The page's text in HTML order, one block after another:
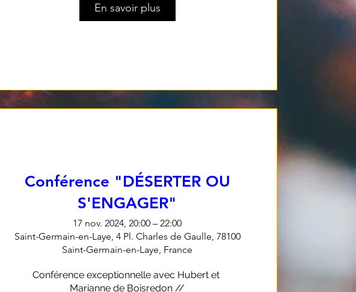
En savoir plus
Conférence "DÉSERTER OU
S'ENGAGER"
17 nov. 2024, 20:00 – 22:00
Saint-Germain-en-Laye, 4 Pl. Charles de Gaulle, 78100
Saint-Germain-en-Laye, France
Conférence exceptionnelle avec Hubert et
Marianne de Boisredon //